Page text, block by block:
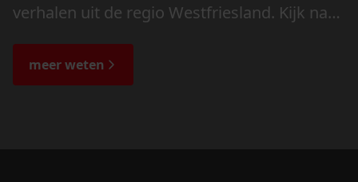
verhalen uit de regio Westfriesland. Kijk naar
de bijzondere verhalen.
meer weten